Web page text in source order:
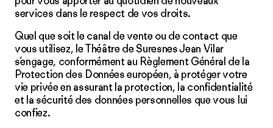
services dans le respect de vos droits.
Quel que soit le canal de vente ou de contact que
vous utilisez, le Théâtre de Suresnes Jean Vilar
s’engage, conformément au Règlement Général de la
Protection des Données européen, à protéger votre
vie privée en assurant la protection, la confidentialité
et la sécurité des données personnelles que vous lui
confiez.